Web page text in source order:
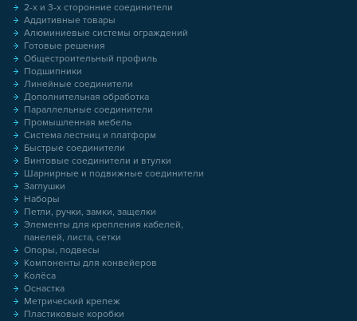
2-х и 3-х сторонние соединители
Аддитивные товары
Алюминиевые системы ограждений
Готовые решения
Общестроительный профиль
Подшипники
Линейные соединители
Дополнительная обработка
Параллельные соединители
Промышленная мебель
Система лестниц и платформ
Быстрые соединители
Винтовые соединители и втулки
Шарнирные и подвижные соединители
Заглушки
Наборы
Петли, ручки, замки, защелки
Элементы для крепления кабелей,
панелей, листа, сетки
Опоры, подвесы
Компоненты для конвейеров
Колёса
Оснастка
Метрический крепеж
Пластиковые коробки